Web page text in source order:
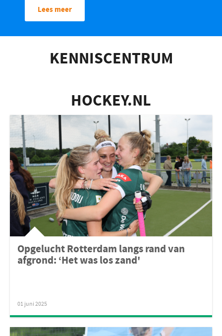
Lees meer
KENNISCENTRUM
HOCKEY.NL
Opgelucht Rotterdam langs rand van
afgrond: ‘Het was los zand'
01 juni 2025